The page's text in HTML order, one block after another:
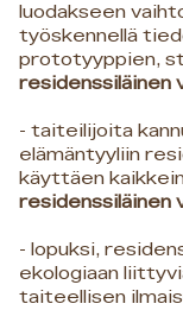
luodakseen
työskennellä
prototyyppien,
residenssiläinen
- taiteilijoita
elämäntyyliin
käyttäen
residenssiläinen
- lopuksi,
ekologiaan
taiteellisen